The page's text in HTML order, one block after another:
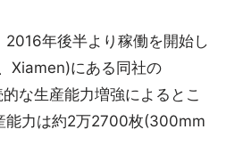
2016年後半より稼働を開始し
Xiamen)にある同社の
な生産能力増強によるとこ
能力は約2万2700枚(300mm